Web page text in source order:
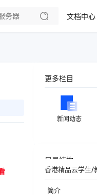
香港精
文档中心
更多栏目
新闻动态
目录结构
香港精品云学生/
简介